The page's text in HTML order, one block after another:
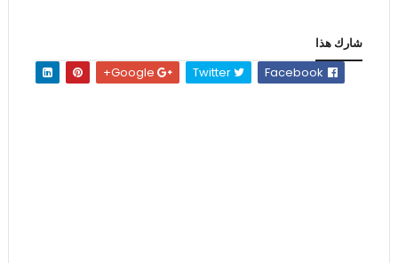
شارك هذا
Twitter